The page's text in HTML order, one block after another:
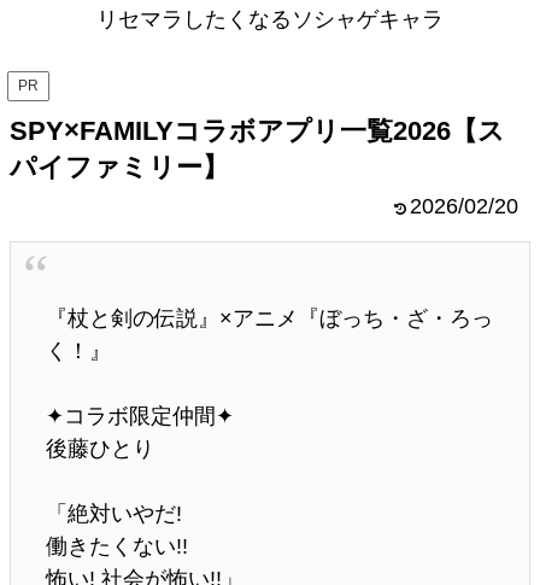
リセマラしたくなるソシャゲキャラ
PR
SPY×FAMILYコラボアプリ一覧2026【ス
パイファミリー】
2026/02/20
『杖と剣の伝説』×アニメ『ぼっち・ざ・ろっ
く！』
✦コラボ限定仲間✦
後藤ひとり
「絶対いやだ!
働きたくない!!
怖い! 社会が怖い!!」